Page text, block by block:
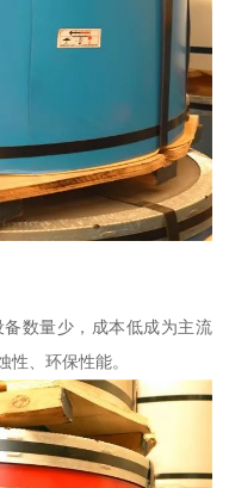
数量少，成本低成为主流
、环保性能。